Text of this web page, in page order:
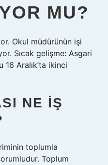
MU?
Okul müdürünün işi
Sıcak gelişme: Asgari
Aralık’ta ikinci
NE IŞ
toplumla
Toplum